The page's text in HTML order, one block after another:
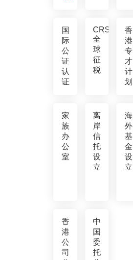
国
际
公
证
认
证
CRS
全
球
征
税
香
港
专
才
计
划
家
族
办
公
室
离
岸
信
托
设
立
海
外
基
金
设
立
香
港
公
司
中
国
委
托